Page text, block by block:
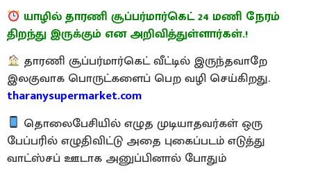
யாழில் தாரணி சூப்பர்மார்கெட் 24 மணி நேரம்
திறந்து இருக்கும் என அறிவித்துள்ளார்கள்.!
தாரணி சூப்பர்மார்கெட் வீட்டில் இருந்தவாறே
இலகுவாக பொருட்களைப் பெற வழி செய்கிறது.
tharanysupermarket.com
தொலைபேசியில் எழுத முடியாதவர்கள் ஒரு
பேப்பரில் எழுதிவிட்டு அதை புகைப்படம் எடுத்து
வாட்ஸ்சப் ஊடாக அனுப்பினால் போதும்